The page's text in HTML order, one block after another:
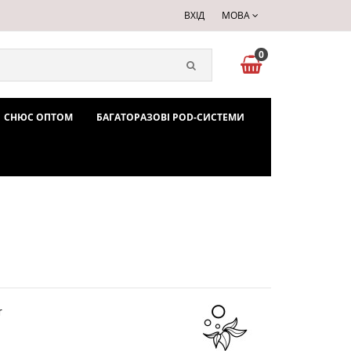
МОВА
ВХІД
0
СНЮС ОПТОМ БАГАТОРАЗОВІ POD-СИСТЕМИ